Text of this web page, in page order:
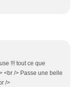
!!! tout ce que
<br /> Passe une belle
/>